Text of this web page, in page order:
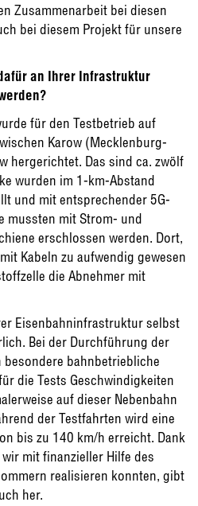
Zusammenarbeit bei diesen
bei diesem Projekt für unsere
an Ihrer Infrastruktur
für den Testbetrieb auf
Karow (Mecklenburg-
hergerichtet. Das sind ca. zwölf
wurden im 1-km-Abstand
und mit entsprechender 5G-
mussten mit Strom- und
erschlossen werden. Dort,
Kabeln zu aufwendig gewesen
die Abnehmer mit
Eisenbahninfrastruktur selbst
Bei der Durchführung der
bahnbetriebliche
die Tests Geschwindigkeiten
auf dieser Nebenbahn
der Testfahrten wird eine
bis zu 140 km/h erreicht. Dank
mit finanzieller Hilfe des
realisieren konnten, gibt
her.